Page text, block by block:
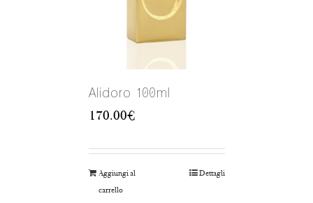
Alidoro 100ml
170.00€
Aggiungi al
carrello
Dettagli